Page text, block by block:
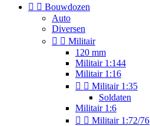
  Bouwdozen
Auto
Diversen
  Militair
120 mm
Militair 1:144
Militair 1:16
  Militair 1:35
Soldaten
Militair 1:6
  Militair 1:72/76